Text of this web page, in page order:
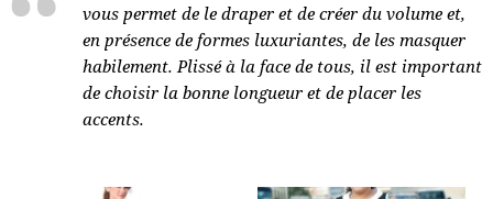
vous permet de le draper et de créer du volume et,
en présence de formes luxuriantes, de les masquer
habilement. Plissé à la face de tous, il est important
de choisir la bonne longueur et de placer les
accents.